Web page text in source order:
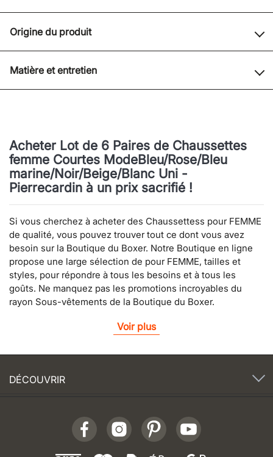
Origine du produit
Matière et entretien
Acheter Lot de 6 Paires de Chaussettes
femme Courtes ModeBleu/Rose/Bleu
marine/Noir/Beige/Blanc Uni -
Pierrecardin à un prix sacrifié !
Si vous cherchez à acheter des Chaussettess pour FEMME
de qualité, vous pouvez trouver tout ce dont vous avez
besoin sur la Boutique du Boxer. Notre Boutique en ligne
propose une large sélection de pour FEMME, tailles et
styles, pour répondre à tous les besoins et à tous les
goûts. Ne manquez pas les promotions incroyables du
rayon Sous-vêtements de la Boutique du Boxer.
Voir plus
DÉCOUVRIR